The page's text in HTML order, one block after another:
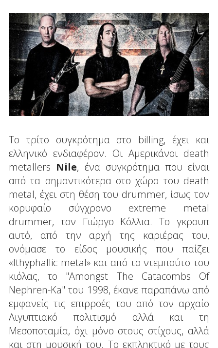
Το τρίτο συγκρότημα στο billing, έχει και
ελληνικό ενδιαφέρον. Οι Αμερικάνοι death
metallers Nile, ένα συγκρότημα που είναι
από τα σημαντικότερα στο χώρο του death
metal, έχει στη θέση του drummer, ίσως τον
κορυφαίο σύγχρονο extreme metal
drummer, τον Γιώργο Κόλλια. Το γκρουπ
αυτό, από την αρχή της καριέρας του,
ονόμασε το είδος μουσικής που παίζει
«Ithyphallic metal» και από το ντεμπούτο του
κιόλας, το "Amongst The Catacombs Of
Nephren-Ka" του 1998, έκανε παραπάνω από
εμφανείς τις επιρροές του από τον αρχαίο
Αιγυπτιακό πολιτισμό αλλά και τη
Μεσοποταμία, όχι μόνο στους στίχους, αλλά
και στη μουσική του. Το εκπληκτικό με τους